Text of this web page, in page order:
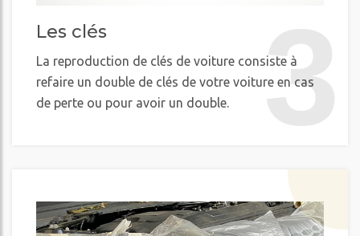
3
Les clés
La reproduction de clés de voiture consiste à
refaire un double de clés de votre voiture en cas
de perte ou pour avoir un double.